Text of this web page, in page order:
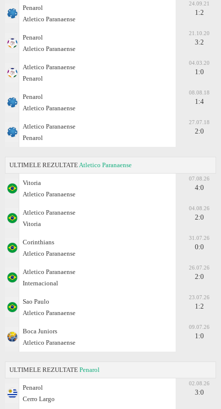
Penarol
Atletico Paranaense
24.09.21
1:2
Penarol
Atletico Paranaense
21.10.20
3:2
Atletico Paranaense
Penarol
04.03.20
1:0
Penarol
Atletico Paranaense
08.08.18
1:4
Atletico Paranaense
Penarol
27.07.18
2:0
ULTIMELE REZULTATE Atletico Paranaense
Vitoria
Atletico Paranaense
07.08.26
4:0
Atletico Paranaense
Vitoria
04.08.26
2:0
Corinthians
Atletico Paranaense
31.07.26
0:0
Atletico Paranaense
Internacional
26.07.26
2:0
Sao Paulo
Atletico Paranaense
23.07.26
1:2
Boca Juniors
Atletico Paranaense
09.07.26
1:0
ULTIMELE REZULTATE Penarol
Penarol
Cerro Largo
02.08.26
3:0